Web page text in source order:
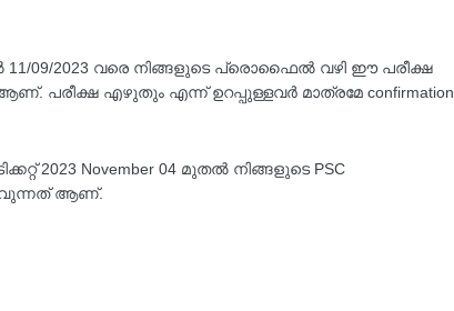
11/09/2023 വരെ നിങ്ങളുടെ പ്രൊഫൈൽ വഴി ഈ പരീക്ഷ
പരീക്ഷ എഴുതും എന്ന് ഉറപ്പുള്ളവർ മാത്രമേ confirmation
2023 November 04 മുതൽ നിങ്ങളുടെ PSC
ആണ്.